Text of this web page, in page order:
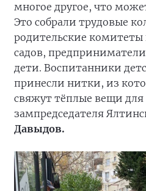
многое другое, что
Это собрали трудовые
родительские
садов,
дети. Воспитанники
принесли нитки, из
свяжут тёплые вещи для
зампредседателя
Давыдов.